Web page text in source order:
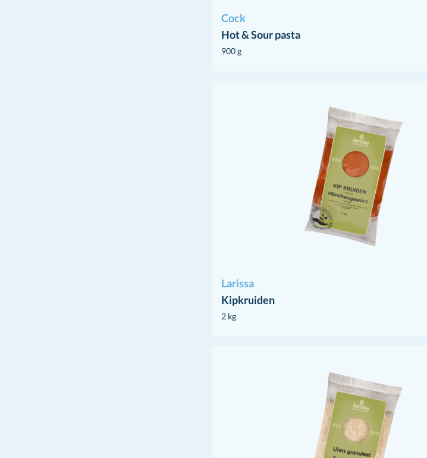
Cock
Hot & Sour pasta
900 g
Larissa
Kipkruiden
2 kg